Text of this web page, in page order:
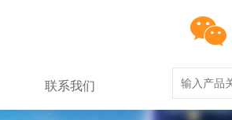
联系我们